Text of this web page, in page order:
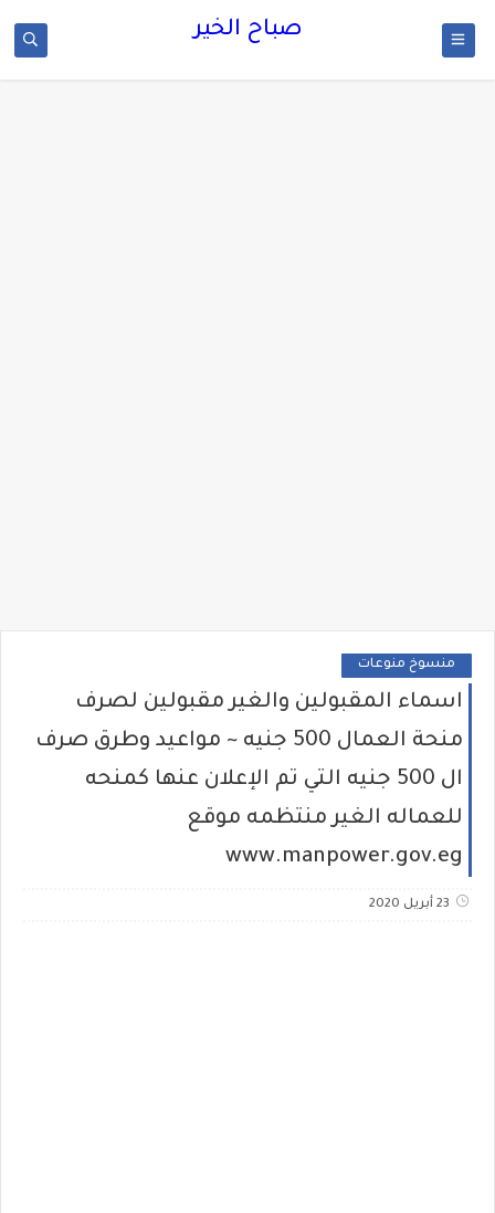
صباح الخير
منسوخ منوعات
اسماء المقبولين والغير مقبولين لصرف
منحة العمال 500 جنيه ~ مواعيد وطرق صرف
ال 500 جنيه التي تم الإعلان عنها كمنحه
للعماله الغير منتظمه موقع
www.manpower.gov.eg
23 أبريل 2020